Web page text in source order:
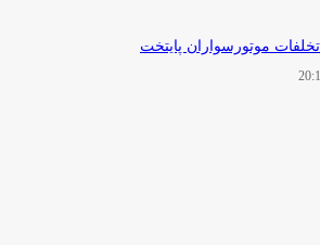
موتورسواران پایتخت